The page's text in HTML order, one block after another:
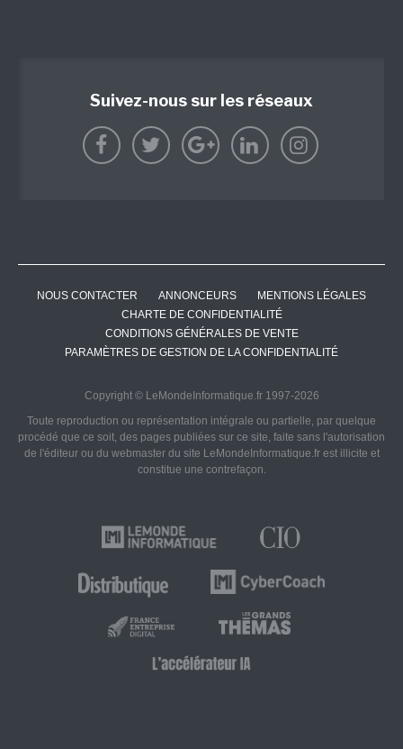
Suivez-nous sur les réseaux
NOUS CONTACTER ANNONCEURS
MENTIONS LÉGALES
CHARTE DE CONFIDENTIALITÉ
CONDITIONS GÉNÉRALES DE VENTE
PARAMÈTRES DE GESTION DE LA CONFIDENTIALITÉ
Copyright © LeMondeInformatique.fr 1997-2026
Toute reproduction ou représentation intégrale ou partielle, par quelque
procédé que ce soit, des pages publiées sur ce site, faite sans l'autorisation
de l'éditeur ou du webmaster du site LeMondeInformatique.fr est illicite et
constitue une contrefaçon.